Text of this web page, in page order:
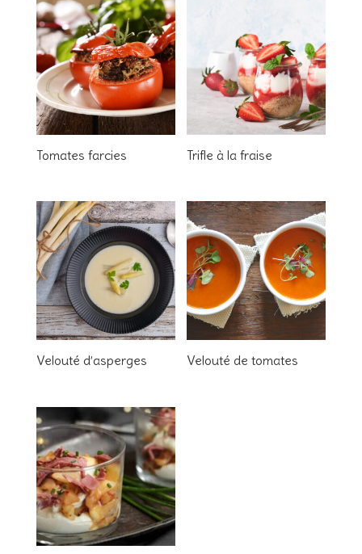
Tomates farcies Trifle à la fraise
Velouté d’asperges Velouté de tomates